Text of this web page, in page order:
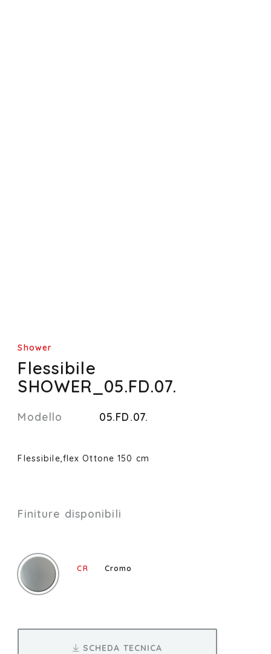
Shower
Flessibile
SHOWER_05.FD.07.
Modello 05.FD.07.
Flessibile,flex Ottone 150 cm
Finiture disponibili
CR Cromo
SCHEDA TECNICA